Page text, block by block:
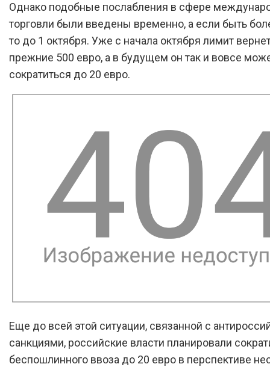
Однако подобные послабления в сфере
торговли были введены временно, а если быть
то до 1 октября. Уже с начала октября лимит
прежние 500 евро, а в будущем он так и вовсе
сократиться до 20 евро.
Еще до всей этой ситуации, связанной с
санкциями, российские власти планировали
беспошлинного ввоза до 20 евро в перспективе